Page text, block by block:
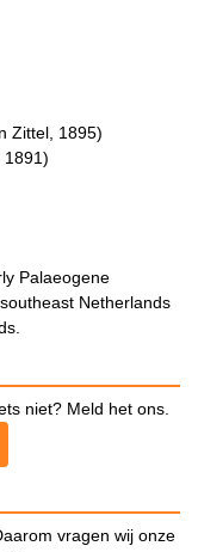
Zittel, 1895)
1891)
Palaeogene
Netherlands
niet? Meld het ons.
vragen wij onze